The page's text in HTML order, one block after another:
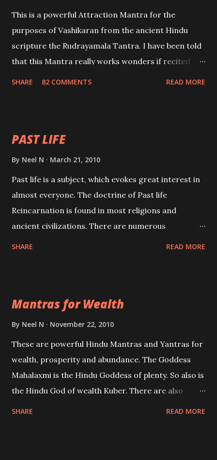
This is a powerful Attraction Mantra for the
purposes of Vashikaran from the ancient Hindu
scripture the Rudrayamala Tantra. I have been told
that this Mantra really works wonders if recited
SHARE 82 COMMENTS READ MORE
PAST LIFE
By Neel N March 21, 2010
Past life is a subject, which evokes great interest in
almost everyone. The doctrine of Past life
Reincarnation is found in most religions and
ancient civilizations. There are numerous
be published. Certain real life cases involving past
life or what are believed to be cases of Past life
references will also be published. Our aim is to clear
the air of mystery surrounding anything involving
past life. We will strive as far as possible to remain
SHARE READ MORE
Mantras for Wealth
By Neel N November 22, 2010
These are powerful Hindu Mantras and Yantras for
wealth, prosperity and abundance. The Goddess
Mahalaxmi is the Hindu Goddess of plenty. So also is
the Hindu God of wealth Kuber. There are also
SHARE READ MORE